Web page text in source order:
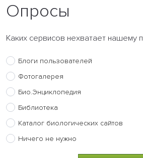
Опросы
Каких сервисов нехватает нашему
Блоги пользователей
Фотогалерея
Био.Энциклопедия
Библиотека
Каталог биологических сайтов
Ничего не нужно